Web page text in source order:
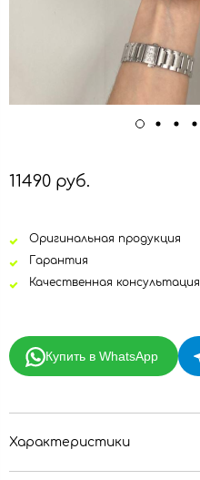
11490 руб.
Оригинальная продукция
Гарантия
Качественная консультация
Купить в WhatsApp
Характеристики